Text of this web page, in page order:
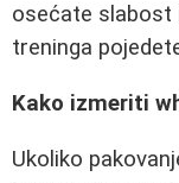
osećate slabost
treninga
Kako izmeriti
Ukoliko